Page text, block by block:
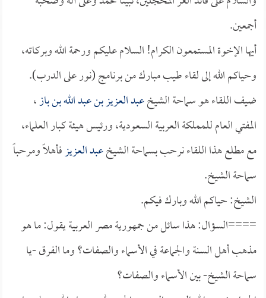
أجمعين.
أيها الإخوة المستمعون الكرام! السلام عليكم ورحمة الله وبركاته،
وحياكم الله إلى لقاء طيب مبارك من برنامج (نور على الدرب).
ضيف اللقاء هو سماحة الشيخعبد العزيز بن عبد الله بن باز،
المفتي العام للمملكة العربية السعودية، ورئيس هيئة كبار العلماء،
مع مطلع هذا اللقاء نرحب بسماحة الشيخعبد العزيزفأهلاً ومرحباً
سماحة الشيخ.
الشيخ: حياكم الله وبارك فيكم.
====السؤال: هذا سائل من جمهورية مصر العربية يقول: ما هو
مذهب أهل السنة والجماعة في الأسماء والصفات؟ وما الفرق -يا
سماحة الشيخ- بين الأسماء والصفات؟